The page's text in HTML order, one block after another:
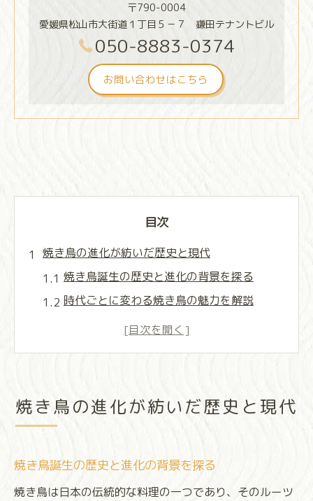
〒790-0004
愛媛県松山市大街道１丁目５－７ 鎌田テナントビル
050-8883-0374
お問い合わせはこちら
目次
焼き鳥の進化が紡いだ歴史と現代
焼き鳥誕生の歴史と進化の背景を探る
時代ごとに変わる焼き鳥の魅力を解説
焼き鳥文化が現代にもたらす影響とは
日本食文化に息づく焼き鳥の変遷
日本食文化で育まれた焼き鳥の変化とは
伝統を守り続ける焼き鳥の工夫と進化
焼き鳥進化が食卓に与える影響を考察
焼き鳥の進化が紡いだ歴史と現代
焼き鳥誕生の歴史と進化の背景を探る
焼き鳥は日本の伝統的な料理の一つであり、そのルーツ